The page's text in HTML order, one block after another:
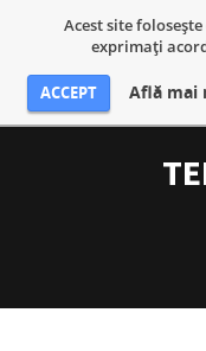
Acest site
exprimaţi
ACCEPT Află mai